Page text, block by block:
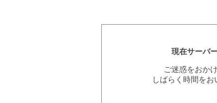
現在サーバ
ご迷惑をおか
しばらく時間を